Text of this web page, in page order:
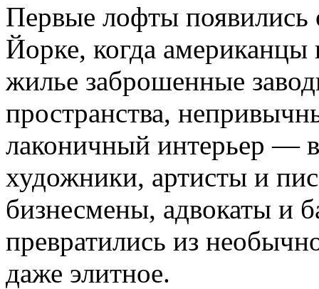
Первые лофты появились
Йорке, когда американцы
жилье заброшенные
пространства,
лаконичный интерьер —
художники, артисты и
бизнесмены, адвокаты и
превратились из
даже элитное.